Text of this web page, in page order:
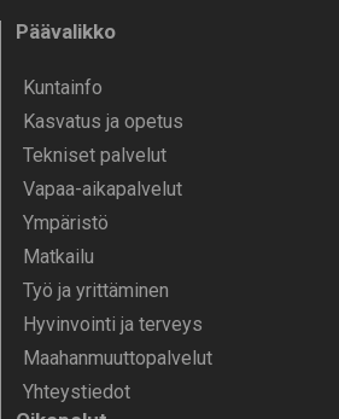
Päävalikko
Kunta­info
Kasvatus ja opetus
Tekniset palvelut
Vapaa-aika­palvelut
Ympä­ristö
Mat­kailu
Työ ja yrittä­minen
Hyvinvointi ja terveys
Maahanmuuttopalvelut
Yhteystiedot